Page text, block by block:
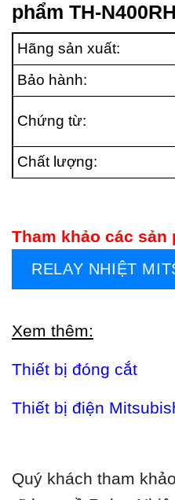
phẩm TH-
Hãng sản xuất:
Bảo hành:
Chứng từ:
Chất lượng:
Tham khảo các sản
RELAY NHIỆT
Xem thêm:
Thiết bị đóng cắt
Thiết bị điện
Quý khách tham